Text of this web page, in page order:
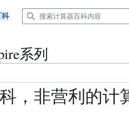
科
系列
，非营利的计